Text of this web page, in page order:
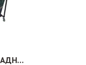
ТЕЛЕЖКА ДЛЯ СКЛАДНЫХ СТУЛЬЕВ. 049-024